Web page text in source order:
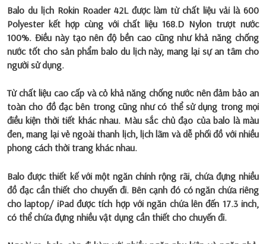
Balo du lịch Rokin Roader 42L được làm từ chất liệu vải là 600
Polyester kết hợp cùng với chất liệu 168.D Nylon trượt nước
100%. Điều này tạo nên độ bền cao cũng như khả năng chống
nước tốt cho sản phẩm balo du lịch này, mang lại sự an tâm cho
người sử dụng.
Từ chất liệu cao cấp và cỏ khả năng chống nước nên đảm bảo an
toàn cho đồ đạc bên trong cũng như có thể sử dụng trong mọi
điều kiện thời tiết khác nhau. Màu sắc chủ đạo của balo là màu
đen, mang lại vẻ ngoài thanh lịch, lịch lãm và dễ phối đồ với nhiều
phong cách thời trang khác nhau.
Balo được thiết kế với một ngăn chính rộng rãi, chứa đựng nhiều
đồ đạc cần thiết cho chuyến đi. Bên cạnh đó có ngăn chứa riêng
cho laptop/ iPad được tích hợp với ngăn chứa lên đến 17.3 inch,
có thể chứa đựng nhiều vật dụng cần thiết cho chuyến đi.